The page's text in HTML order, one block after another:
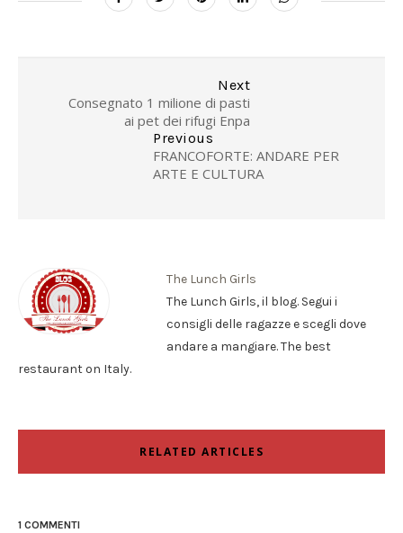
Next
Consegnato 1 milione di pasti
ai pet dei rifugi Enpa
Previous
FRANCOFORTE: ANDARE PER
ARTE E CULTURA
The Lunch Girls
The Lunch Girls, il blog. Segui i
consigli delle ragazze e scegli dove
andare a mangiare. The best
restaurant on Italy.
RELATED ARTICLES
1 COMMENTI